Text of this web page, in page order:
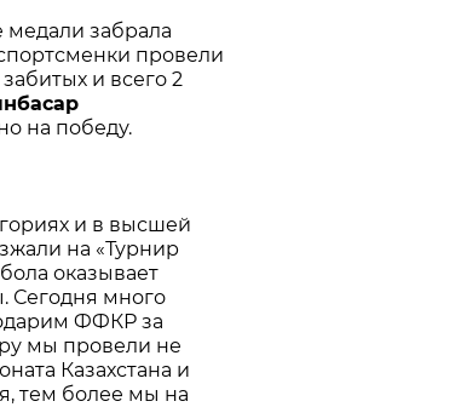
медали забрала
провели
и всего 2
на победу.
и в высшей
на «Турнир
оказывает
Сегодня много
ФФКР за
мы провели не
Казахстана и
тем более мы на